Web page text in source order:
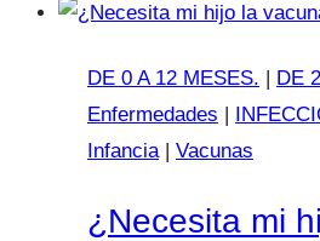
en
DE 0 A 12 MESES. | DE
Enfermedades |
Infancia | Vacunas
¿Necesita mi